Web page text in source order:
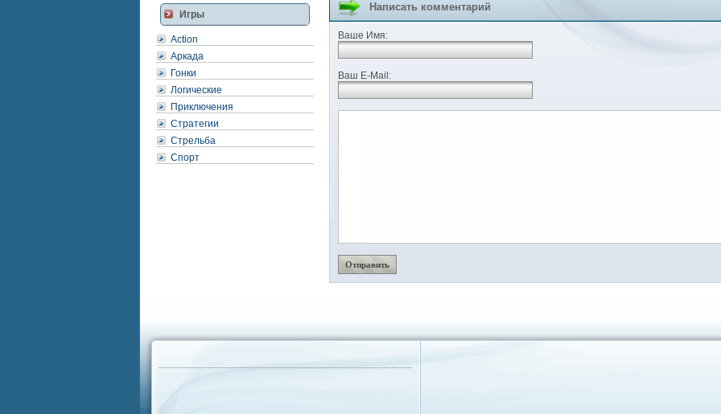
Игры
Action
Аркада
Гонки
Логические
Приключения
Стратегии
Стрельба
Спорт
Написать комментарий
Ваше Имя:
Ваш E-Mail: